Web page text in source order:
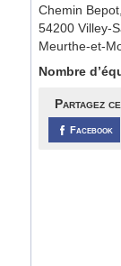
Chemin
54200 Villey-
Meurthe-et-
Nombre
Partagez
Facebook